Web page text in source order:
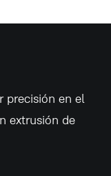
precisión en el
extrusión de